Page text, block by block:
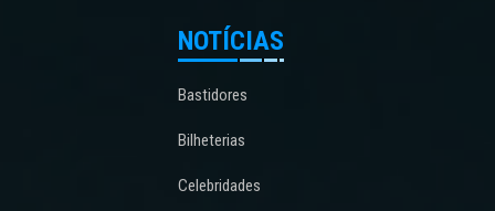
NOTÍCIAS
Bastidores
Bilheterias
Celebridades